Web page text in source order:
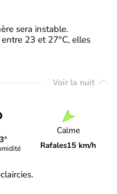
sera instable.
23 et 27°C, elles
Voir la nuit
Calme
Rafales15 km/h